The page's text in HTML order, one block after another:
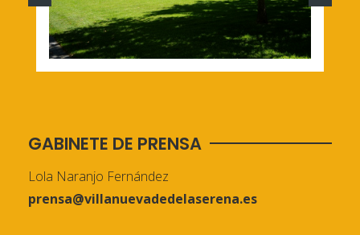
GABINETE DE PRENSA
Lola Naranjo Fernández
prensa@villanuevadedelaserena.es